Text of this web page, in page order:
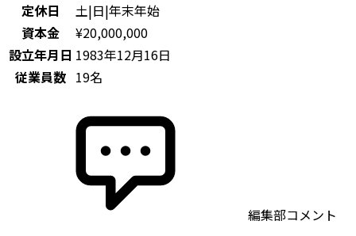
定休日
土|日|年末年始
資本金
¥20,000,000
設立年月日 1983年12月16日
従業員数 19名
編集部コメント